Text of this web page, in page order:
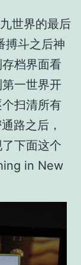
世界的最后
搏斗之后神
档界面看
一世界开
扫清所有
路之后，
下面这个
in New